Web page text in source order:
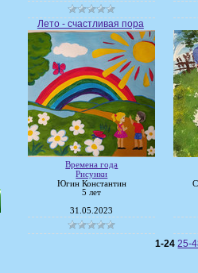
Лето - счастливая пора
Времена года
Рисунки
Югин Константин
5 лет
31.05.2023
1-24 25-